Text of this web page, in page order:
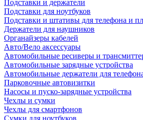
Подставки и держатели
Подставки для ноутбуков
Подставки и штативы для телефона и
Держатели для наушников
Органайзеры кабелей
Авто/Вело аксессуары
Автомобильные ресиверы и
Автомобильные зарядные устройства
Автомобильные держатели для
Парковочные автовизитки
Насосы и пуско-зарядные устройства
Чехлы и сумки
Чехлы для смартфонов
Сумки для ноутбуков